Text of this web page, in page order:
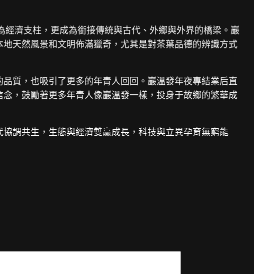
經濟支柱，更成為銜接傳統與古代、外鄉與外界的橋梁。巖
天然風景和文明佈滿獵奇，尤其是對茶葉品德的辨識方式
質，也吸引了更多的年青人回回。巖溫發年夜專結業后直
，鼓勵著更多年青人像巖溫發一樣，投身于故鄉的繁華成
調共生，生態與經濟雙贏成長，科技與立異孕育無窮能